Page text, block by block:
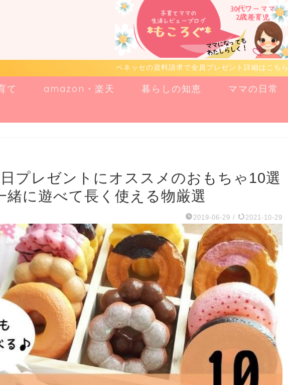
ベネッセの資料請求で全員プレゼント詳細はこちら
て amazon・楽天 暮らしの知恵 ママの日常
プレゼントにオススメのおもちゃ10選
緒に遊べて長く使える物厳選
2019-06-29 / 2021-10-29